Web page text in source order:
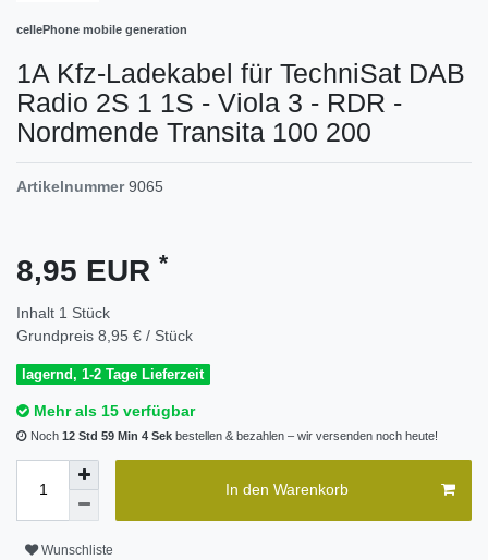
cellePhone mobile generation
1A Kfz-Ladekabel für TechniSat DAB
Radio 2S 1 1S - Viola 3 - RDR -
Nordmende Transita 100 200
Artikelnummer 9065
8,95 EUR *
Inhalt 1 Stück
Grundpreis 8,95 € / Stück
lagernd, 1-2 Tage Lieferzeit
Mehr als 15 verfügbar
Noch 12 Std 59 Min 4 Sek bestellen & bezahlen – wir versenden noch heute!
In den Warenkorb
Wunschliste